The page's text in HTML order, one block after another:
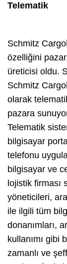
Telematik
Schmitz
özelliğini
üreticisi oldu.
Schmitz
olarak
pazara
Telematik
bilgisayar
telefonu
bilgisayar ve
lojistik
yöneticileri,
ile ilgili tüm
donanımları,
kullanımı gibi
zamanlı ve